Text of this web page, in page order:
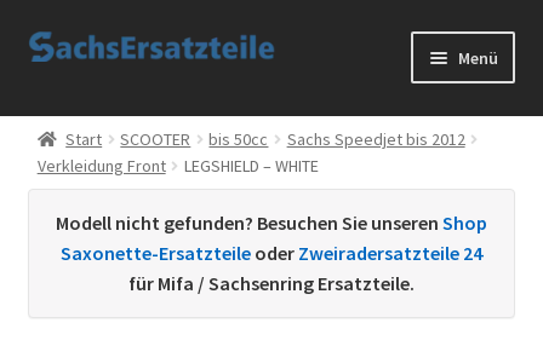
Zur
Zum
Menü
Start
AGB
Datenschutzerklärung
Start SCOOTER bis 50cc
Sachs Speedjet bis 2012
Verkleidung Front
LEGSHIELD – WHITE
Modell nicht gefunden? Besuchen Sie unseren Shop
Saxonette-Ersatzteile oder Zweiradersatzteile 24
für Mifa / Sachsenring Ersatzteile.